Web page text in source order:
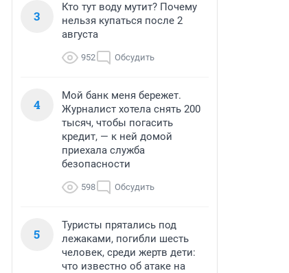
3
Кто тут воду мутит? Почему
нельзя купаться после 2
августа
952 Обсудить
4
Мой банк меня бережет.
Журналист хотела снять 200
тысяч, чтобы погасить
кредит, — к ней домой
приехала служба
безопасности
598 Обсудить
5
Туристы прятались под
лежаками, погибли шесть
человек, среди жертв дети:
что известно об атаке на